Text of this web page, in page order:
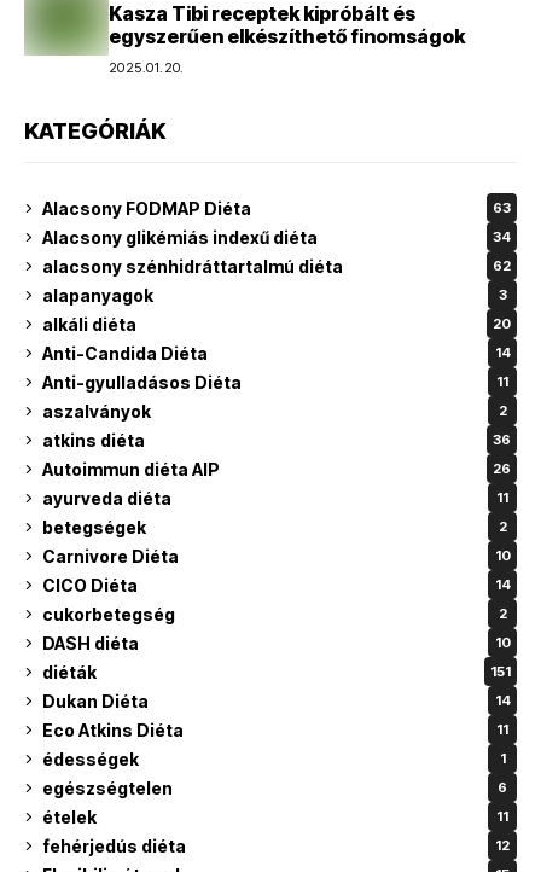
Kasza Tibi receptek kipróbált és
egyszerűen elkészíthető finomságok
2025.01.20.
KATEGÓRIÁK
Alacsony FODMAP Diéta 63
Alacsony glikémiás indexű diéta 34
alacsony szénhidráttartalmú diéta 62
alapanyagok 3
alkáli diéta 20
Anti-Candida Diéta 14
Anti-gyulladásos Diéta 11
aszalványok 2
atkins diéta 36
Autoimmun diéta AIP 26
ayurveda diéta 11
betegségek 2
Carnivore Diéta 10
CICO Diéta 14
cukorbetegség 2
DASH diéta 10
diéták 151
Dukan Diéta 14
Eco Atkins Diéta 11
édességek 1
egészségtelen 6
ételek 11
fehérjedús diéta 12